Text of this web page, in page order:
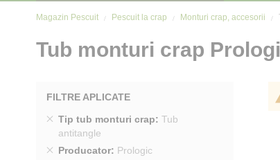
Magazin Pescuit Pescuit la crap Monturi crap, accesorii
Tub monturi crap
FILTRE APLICATE
Tip tub monturi crap
Tub
antitangle
Sterge
produs
Producator
Prologic
Sterge